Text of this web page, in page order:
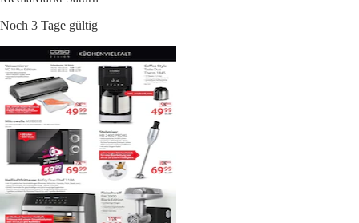
Noch 3 Tage gültig